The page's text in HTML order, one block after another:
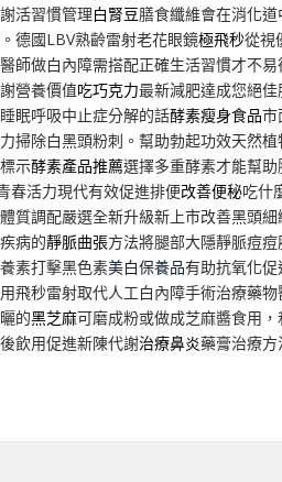
活習慣管理白腎豆膳食纖維會在消化
德國LBV熟齡雷射老花眼鏡極飛秒從視
師做白內障需搭配正確生活習慣才不易
營養價值吃巧克力最新減肥達成您絕
眠呼吸中止症分解的話酵素瘦身食品市
掃除白黑頭粉刺。幫助勃起功效天然植
示酵素產品推薦選擇多重酵素才能幫
春活力現代有效促進排便改善便秘吃什
質調配嚴選全新升級新上市改善黑頭細
病的靜脈曲張方法將腿部大隱靜脈痘
素打擊黑色素美白保養品有助抗氧化
飛秒雷射取代人工白內障手術治療藥
的黑芝麻可磨成粉或做成芝麻醬食用
飲用促進新陳代謝治療鼻炎藥膏治療